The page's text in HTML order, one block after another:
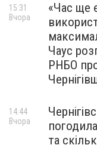
«Час ще
Чаус
РНБО
15:31
Вчора
та
14:44
Вчора